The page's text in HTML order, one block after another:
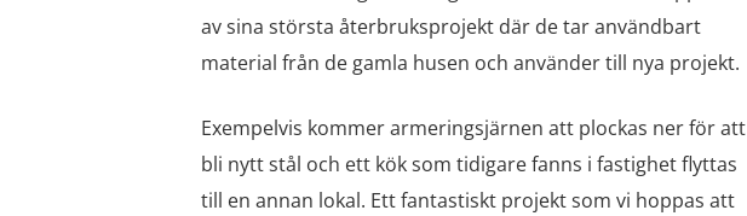
av sina största återbruksprojekt där de tar användbart
material från de gamla husen och använder till nya projekt.
Exempelvis kommer armeringsjärnen att plockas ner för att
bli nytt stål och ett kök som tidigare fanns i fastighet flyttas
till en annan lokal. Ett fantastiskt projekt som vi hoppas att